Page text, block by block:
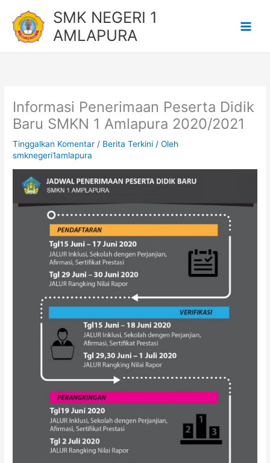
konten
SMK NEGERI 1
AMLAPURA
Informasi Penerimaan Peserta Didik
Baru SMKN 1 Amlapura 2020/2021
Tinggalkan Komentar / Berita Terkini / Oleh
smknegeri1amlapura